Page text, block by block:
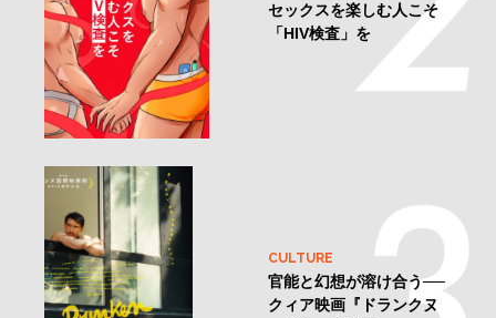
セックスを楽しむ人こそ
「HIV検査」を
CULTURE
官能と幻想が溶け合う──
クィア映画『ドランクヌ